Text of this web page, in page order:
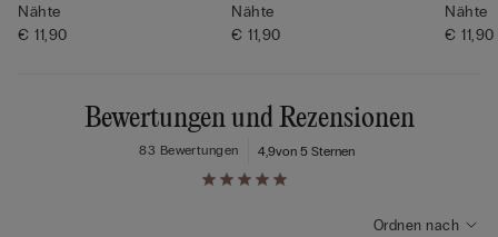
Nähte
€ 11,90
Nähte
€ 11,90
Nähte
€ 11,90
Bewertungen und Rezensionen
4,9von 5 Sternen
83 Bewertungen
Ordnen nach